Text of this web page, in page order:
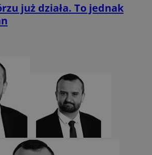
już działa. To jednak